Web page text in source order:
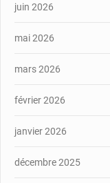
juin 2026
mai 2026
mars 2026
février 2026
janvier 2026
décembre 2025